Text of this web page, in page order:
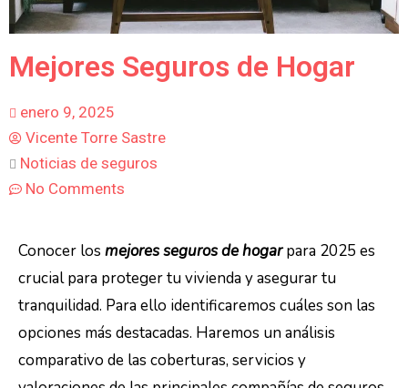
Mejores Seguros de Hogar
enero 9, 2025
Vicente Torre Sastre
Noticias de seguros
No Comments
Conocer los mejores seguros de hogarpara 2025 es
crucial para proteger tu vivienda y asegurar tu
tranquilidad. Para ello identificaremos cuáles son las
opciones más destacadas. Haremos un análisis
comparativo de las coberturas, servicios y